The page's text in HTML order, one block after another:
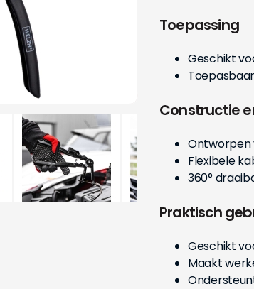
Toepassing
Geschikt
Constructie
Ontworpen
Flexibele
360°
Praktisch
Geschikt
Maakt